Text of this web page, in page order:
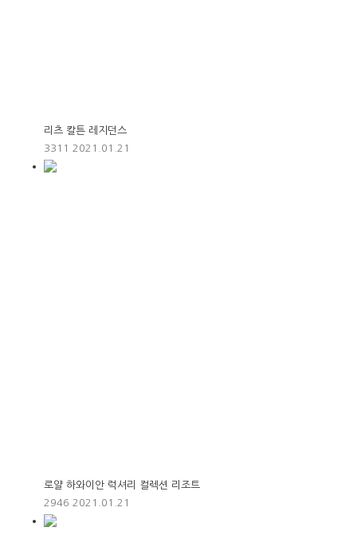
리츠 칼튼 레지던스
3311
2021.01.21
로얄 하와이안 럭셔리 컬렉션 리조트
2946 2021.01.21